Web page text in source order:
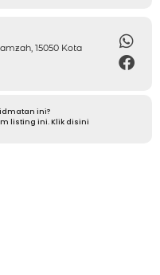
15050 Kota
ini?
listing ini. Klik disini